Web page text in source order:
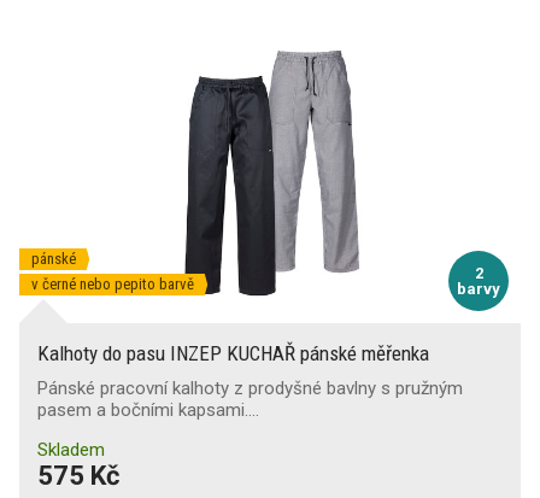
2
barvy
pánské
v černé nebo pepito barvě
Kalhoty do pasu INZEP KUCHAŘ pánské měřenka
Pánské pracovní kalhoty z prodyšné bavlny s pružným
pasem a bočními kapsami.…
Skladem
575 Kč